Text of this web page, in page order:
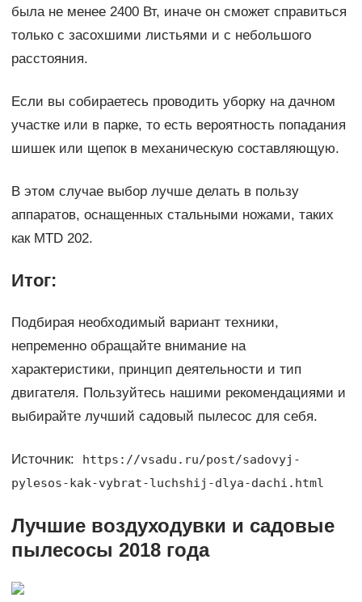
была не менее 2400 Вт, иначе он сможет справиться
только с засохшими листьями и с небольшого
расстояния.
Если вы собираетесь проводить уборку на дачном
участке или в парке, то есть вероятность попадания
шишек или щепок в механическую составляющую.
В этом случае выбор лучше делать в пользу
аппаратов, оснащенных стальными ножами, таких
как MTD 202.
Итог:
Подбирая необходимый вариант техники,
непременно обращайте внимание на
характеристики, принцип деятельности и тип
двигателя. Пользуйтесь нашими рекомендациями и
выбирайте лучший садовый пылесос для себя.
Источник:
https://vsadu.ru/post/sadovyj-
pylesos-kak-vybrat-luchshij-dlya-dachi.html
Лучшие воздуходувки и садовые
пылесосы 2018 года